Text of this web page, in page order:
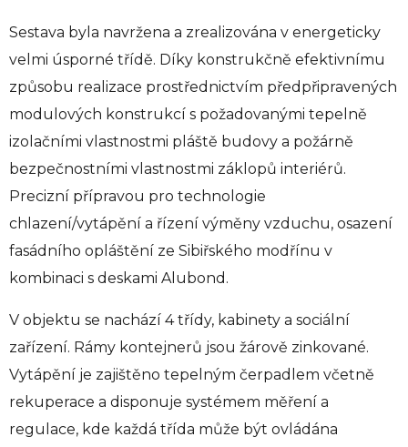
Sestava byla navržena a zrealizována v energeticky
velmi úsporné třídě. Díky konstrukčně efektivnímu
způsobu realizace prostřednictvím předpřipravených
modulových konstrukcí s požadovanými tepelně
izolačními vlastnostmi pláště budovy a požárně
bezpečnostními vlastnostmi záklopů interiérů.
Precizní přípravou pro technologie
chlazení/vytápění a řízení výměny vzduchu, osazení
fasádního opláštění ze Sibiřského modřínu v
kombinaci s deskami Alubond.
V objektu se nachází 4 třídy, kabinety a sociální
zařízení. Rámy kontejnerů jsou žárově zinkované.
Vytápění je zajištěno tepelným čerpadlem včetně
rekuperace a disponuje systémem měření a
regulace, kde každá třída může být ovládána